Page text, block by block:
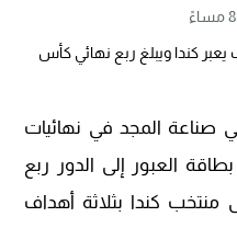
صناعة المجد في نهائيات
حجز بطاقة العبور إلى الدور ربع
منتخب كندا بثلاثة أهداف